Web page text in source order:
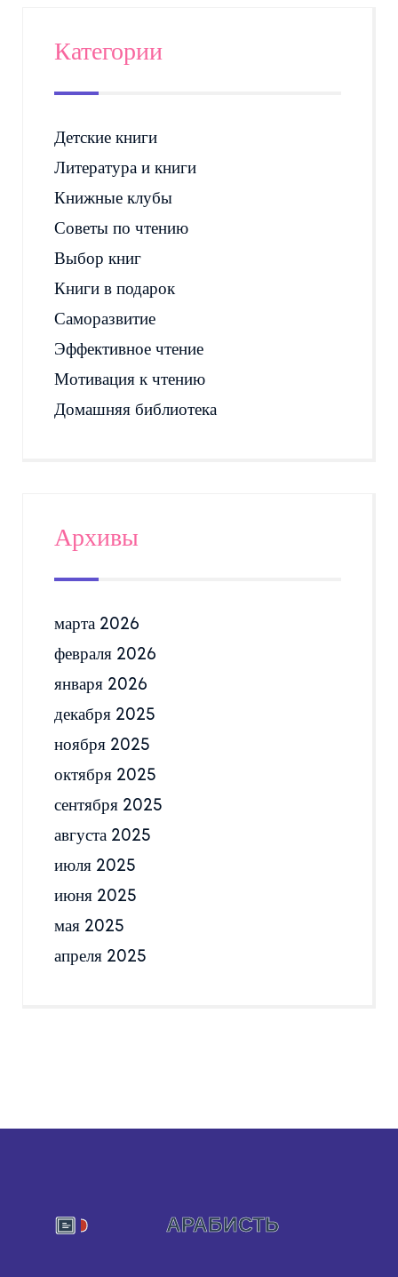
Категории
Детские книги
Литература и книги
Книжные клубы
Советы по чтению
Выбор книг
Книги в подарок
Саморазвитие
Эффективное чтение
Мотивация к чтению
Домашняя библиотека
Архивы
марта 2026
февраля 2026
января 2026
декабря 2025
ноября 2025
октября 2025
сентября 2025
августа 2025
июля 2025
июня 2025
мая 2025
апреля 2025